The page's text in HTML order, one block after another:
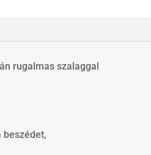
rugalmas szalaggal
beszédet,